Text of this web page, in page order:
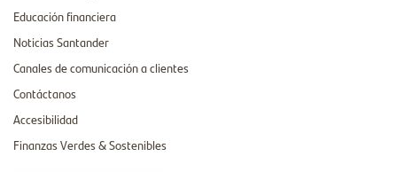
Educación financiera
Noticias Santander
Canales de comunicación a clientes
Contáctanos
Accesibilidad
Finanzas Verdes & Sostenibles